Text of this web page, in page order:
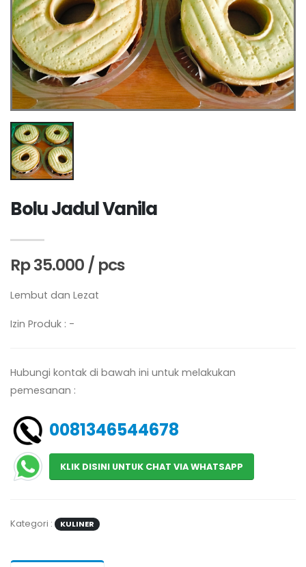
Bolu Jadul Vanila
Rp 35.000 / pcs
Lembut dan Lezat
Izin Produk : -
Hubungi kontak di bawah ini untuk melakukan
pemesanan :
0081346544678
KLIK DISINI UNTUK CHAT VIA WHATSAPP
Kategori : KULINER